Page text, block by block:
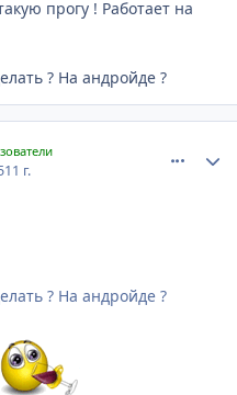
прогу ! Работает на
? На андройде ?
11 г.
? На андройде ?